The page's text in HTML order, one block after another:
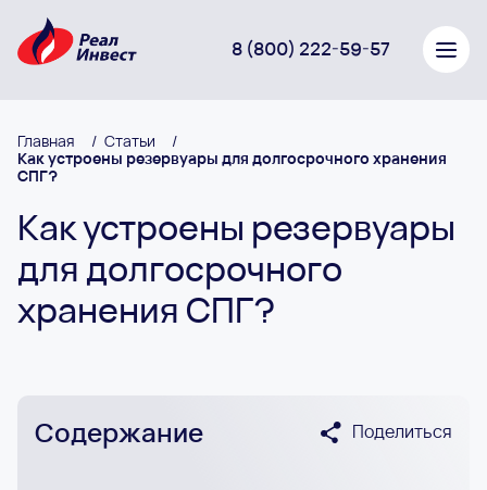
8 (800) 222-59-57
Главная / Статьи
/
Как устроены резервуары для долгосрочного хранения
СПГ?
Как устроены резервуары
для долгосрочного
хранения СПГ?
Содержание Поделиться